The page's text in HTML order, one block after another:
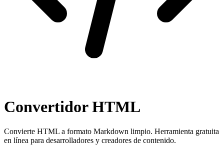
Convertidor HTML
Convierte HTML a formato Markdown limpio. Herramienta gratuita
en línea para desarrolladores y creadores de contenido.